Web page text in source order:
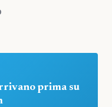
prima su